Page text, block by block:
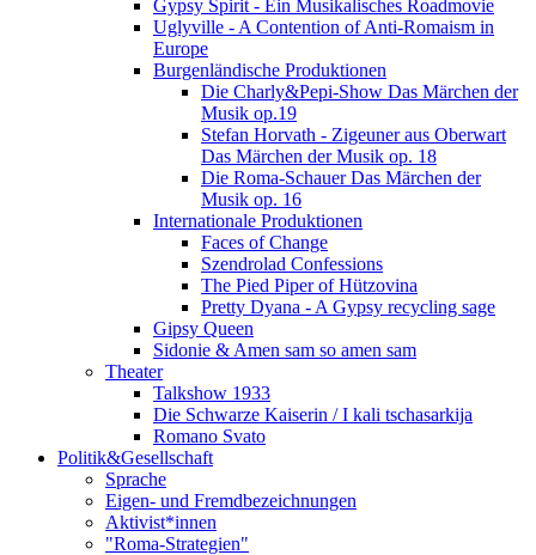
Gypsy Spirit - Ein Musikalisches Roadmovie
Uglyville - A Contention of Anti-Romaism in
Europe
Burgenländische Produktionen
Die Charly&Pepi-Show Das Märchen der
Musik op.19
Stefan Horvath - Zigeuner aus Oberwart
Das Märchen der Musik op. 18
Die Roma-Schauer Das Märchen der
Musik op. 16
Internationale Produktionen
Faces of Change
Szendrolad Confessions
The Pied Piper of Hützovina
Pretty Dyana - A Gypsy recycling sage
Gipsy Queen
Sidonie & Amen sam so amen sam
Theater
Talkshow 1933
Die Schwarze Kaiserin / I kali tschasarkija
Romano Svato
Politik&Gesellschaft
Sprache
Eigen- und Fremdbezeichnungen
Aktivist*innen
"Roma-Strategien"